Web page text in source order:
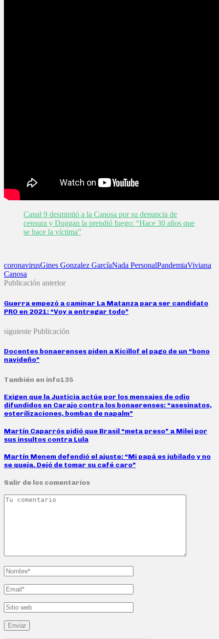
Canal 9 desmintió a la Canosa por su denuncia de
censura y Duggan la prendió fuego: “Hace 30 años que
se hace la víctima”
coronavirusGines Gonzalez GarcíaNada PersonalPandemiaViviana
Canosa
Publicación anterior
Guerra empezó a caminar La Matanza para ser candidato
PRO en 2021: “Voy a entregar todo”
siguiente Publicación
Docentes bonaerenses piden a Kicillof el pago de un “bono
navideño”
También en info135
Exigen que la Justicia actúe por los mensajes de odio
difundidos en Carajo contra los bonaerenses: “asesinatos,
esterilizaciones, bombas de napalm”
Martín Caparrós pidió que Brasil “meta preso” a Milei por
sus insultos contra Lula
Martín Menem defendió el ajuste: “Mi papá es jubilado y no
se queja. Dejó de tomar su café caro”
Salir de los comentarios